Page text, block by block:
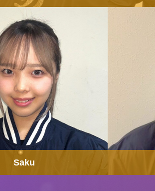
Saku